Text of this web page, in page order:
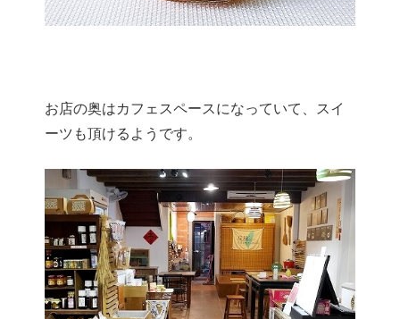
お店の奥はカフェスペースになっていて、スイ
ーツも頂けるようです。